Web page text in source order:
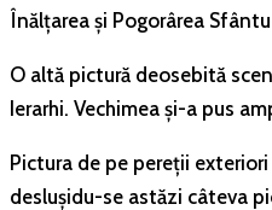
Înălțarea și Pogorârea
O altă pictură deosebită
Ierarhi. Vechimea și-a pus
Pictura de pe pereții
deslușidu-se astăzi câteva